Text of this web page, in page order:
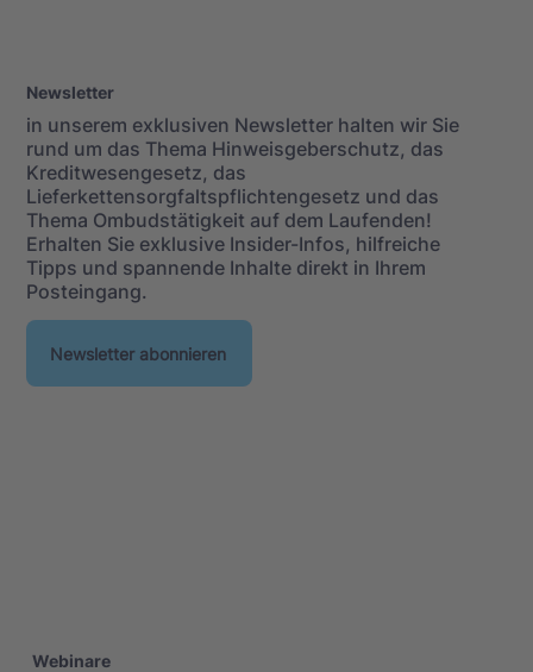
Newsletter
in unserem exklusiven Newsletter halten wir Sie
rund um das Thema Hinweisgeberschutz, das
Kreditwesengesetz, das
Lieferkettensorgfaltspflichtengesetz und das
Thema Ombudstätigkeit auf dem Laufenden!
Erhalten Sie exklusive Insider-Infos, hilfreiche
Tipps und spannende Inhalte direkt in Ihrem
Posteingang.
Newsletter abonnieren
Webinare